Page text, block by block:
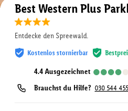
Best Western Plus
Entdecke den Spreewald.
Kostenlos stornierbar
4.4 ausgezeichnet
Brauchst du Hilfe? 030 544